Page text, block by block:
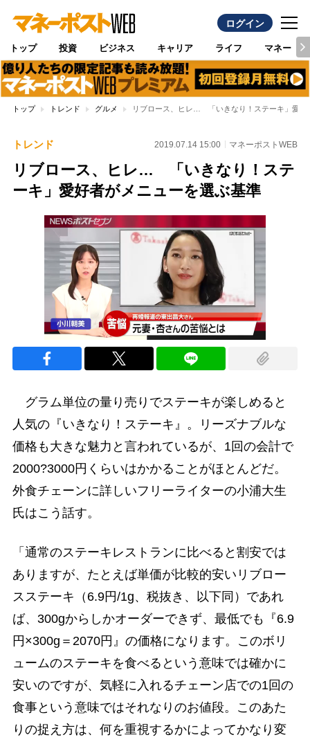
ログイン
トップ 投資 ビジネス キャリア ライフ マネー
トップ トレンド グルメ リブロース、ヒレ… 「いきなり！ステーキ」愛好
トレンド 2019.07.14 15:00 マネーポストWEB
リブロース、ヒレ… 「いきなり！ステ
ーキ」愛好者がメニューを選ぶ基準
グラム単位の量り売りでステーキが楽しめると
人気の『いきなり！ステーキ』。リーズナブルな
価格も大きな魅力と言われているが、1回の会計で
2000?3000円くらいはかかることがほとんどだ。
外食チェーンに詳しいフリーライターの小浦大生
氏はこう話す。
「通常のステーキレストランに比べると割安では
ありますが、たとえば単価が比較的安いリブロー
スステーキ（6.9円/1g、税抜き、以下同）であれ
ば、300gからしかオーダーできず、最低でも『6.9
円×300g＝2070円』の価格になります。このボリ
ュームのステーキを食べるという意味では確かに
安いのですが、気軽に入れるチェーン店での1回の
食事という意味ではそれなりのお値段。このあた
りの捉え方は、何を重視するかによってかなり変